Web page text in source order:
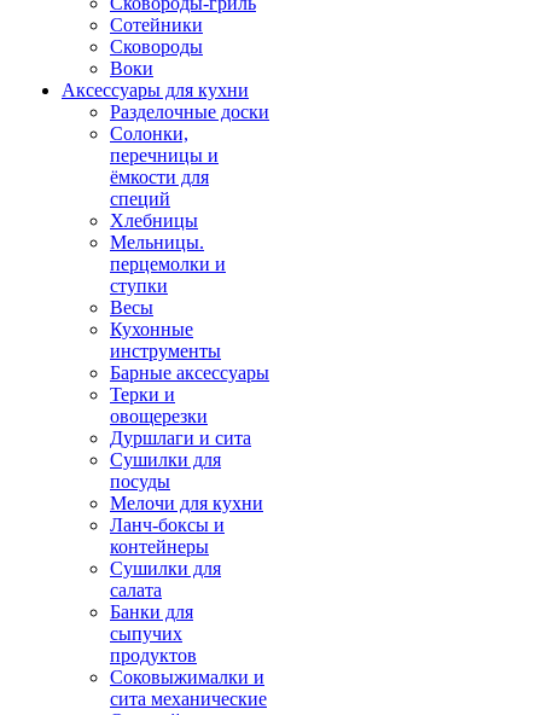
Сотейники
Сковороды
Воки
Аксессуары для кухни
Разделочные доски
Солонки,
перечницы и
ёмкости для
специй
Хлебницы
Мельницы.
перцемолки и
ступки
Весы
Кухонные
инструменты
Барные аксессуары
Терки и
овощерезки
Дуршлаги и сита
Сушилки для
посуды
Мелочи для кухни
Ланч-боксы и
контейнеры
Сушилки для
салата
Банки для
сыпучих
продуктов
Соковыжималки и
сита механические